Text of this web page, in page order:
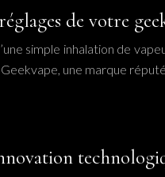
de votre
simple inhalation de
une marque